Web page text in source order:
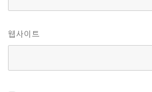
웹사이트